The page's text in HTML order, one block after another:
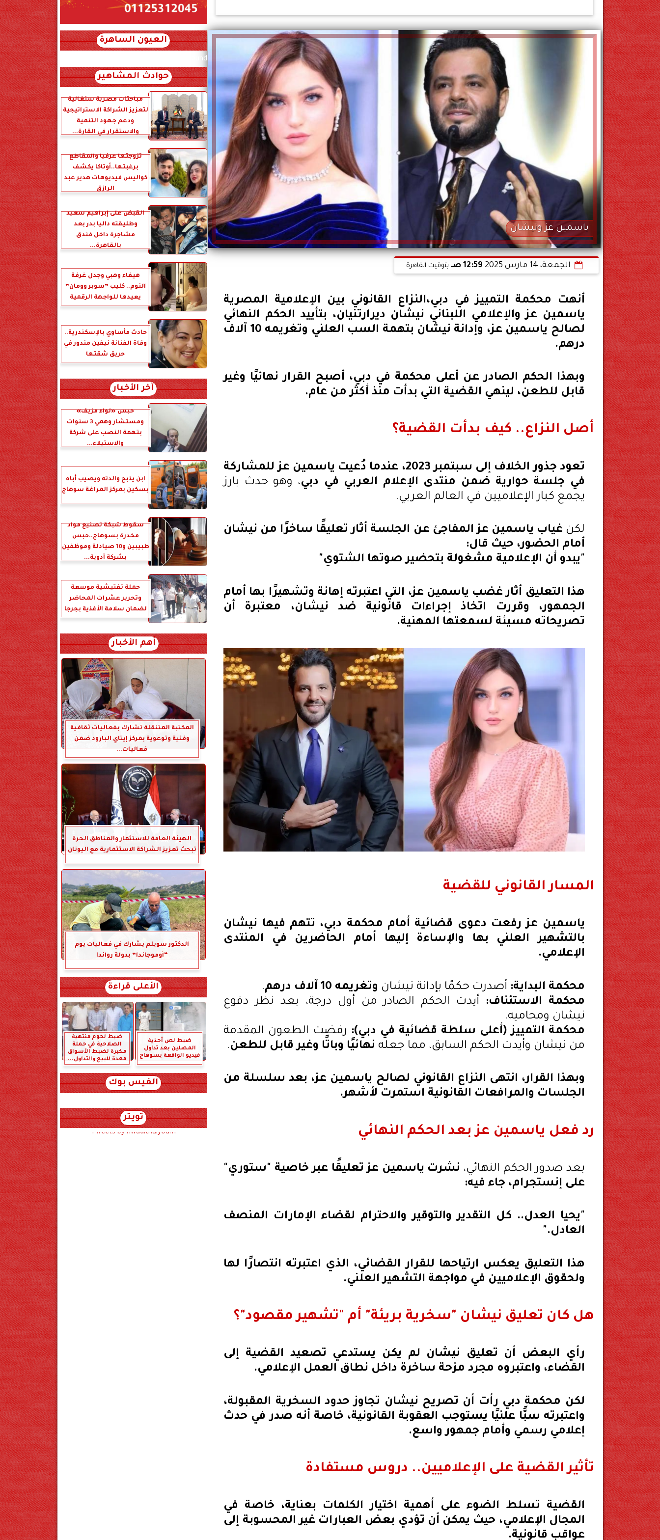
ياسمين عز ونيشان
الجمعة، 14 مارس 2025 12:59 صـ بتوقيت القاهرة
أنهت محكمة التمييز في دبي،النزاع القانوني بين الإعلامية المصرية
ياسمين عز والإعلامي اللبناني نيشان ديرارتنيان، بتأييد الحكم النهائي
لصالح ياسمين عز، وإدانة نيشان بتهمة السب العلني وتغريمه 10 آلاف
درهم.
وبهذا الحكم الصادر عن أعلى محكمة في دبي، أصبح القرار نهائيًا وغير
قابل للطعن، لينهي القضية التي بدأت منذ أكثر من عام.
أصل النزاع.. كيف بدأت القضية؟
تعود جذور الخلاف إلى سبتمبر 2023، عندما دُعيت ياسمين عز للمشاركة
في جلسة حوارية ضمن منتدى الإعلام العربي في دبي، وهو حدث بارز
يجمع كبار الإعلاميين في العالم العربي.
لكن غياب ياسمين عز المفاجئ عن الجلسة أثار تعليقًا ساخرًا من نيشان
أمام الحضور، حيث قال:
"يبدو أن الإعلامية مشغولة بتحضير صوتها الشتوي"
هذا التعليق أثار غضب ياسمين عز، التي اعتبرته إهانة وتشهيرًا بها أمام
الجمهور، وقررت اتخاذ إجراءات قانونية ضد نيشان، معتبرة أن
تصريحاته مسيئة لسمعتها المهنية.
المسار القانوني للقضية
ياسمين عز رفعت دعوى قضائية أمام محكمة دبي، تتهم فيها نيشان
بالتشهير العلني بها والإساءة إليها أمام الحاضرين في المنتدى
الإعلامي.
محكمة البداية: أصدرت حكمًا بإدانة نيشان وتغريمه 10 آلاف درهم
.
محكمة الاستئناف: أيدت الحكم الصادر من أول درجة، بعد نظر دفوع
نيشان ومحاميه.
محكمة التمييز (أعلى سلطة قضائية في دبي): رفضت الطعون المقدمة
من نيشان وأيدت الحكم السابق، مما جعله نهائيًا وباتًا وغير قابل للطعن.
وبهذا القرار، انتهى النزاع القانوني لصالح ياسمين عز، بعد سلسلة من
الجلسات والمرافعات القانونية استمرت لأشهر.
رد فعل ياسمين عز بعد الحكم النهائي
بعد صدور الحكم النهائي، نشرت ياسمين عز تعليقًا عبر خاصية "ستوري"
على إنستجرام، جاء فيه:
"يحيا العدل.. كل التقدير والتوقير والاحترام لقضاء الإمارات المنصف
العادل."
هذا التعليق يعكس ارتياحها للقرار القضائي، الذي اعتبرته انتصارًا لها
ولحقوق الإعلاميين في مواجهة التشهير العلني.
هل كان تعليق نيشان "سخرية بريئة" أم "تشهير مقصود"؟
رأي البعض أن تعليق نيشان لم يكن يستدعي تصعيد القضية إلى
القضاء، واعتبروه مجرد مزحة ساخرة داخل نطاق العمل الإعلامي.
لكن محكمة دبي رأت أن تصريح نيشان تجاوز حدود السخرية المقبولة،
واعتبرته سبًّا علنيًا يستوجب العقوبة القانونية، خاصة أنه صدر في حدث
إعلامي رسمي وأمام جمهور واسع.
تأثير القضية على الإعلاميين.. دروس مستفادة
القضية تسلط الضوء على أهمية اختيار الكلمات بعناية، خاصة في
المجال الإعلامي، حيث يمكن أن تؤدي بعض العبارات غير المحسوبة إلى
عواقب قانونية.
العيون الساهرة
xml_json/rss/~12.xml x0n not found
حوادث المشاهير
مباحثات مصرية سنغالية
لتعزيز الشراكة الاستراتيجية
ودعم جهود التنمية
والاستقرار في القارة...
تزوجتها عرفياً والمقاطع
برغبتها..أوتاكا يكشف
كواليس فيديوهات هدير عبد
الرازق
القبض على إبراهيم سعيد
وطليقته داليا بدر بعد
مشاجرة داخل فندق
بالقاهرة...
هيفاء وهبي وجدل غرفة
النوم.. كليب ”سوبر وومان”
يعيدها للواجهة الرقمية
حادث مأساوي بالإسكندرية..
وفاة الفنانة نيفين مندور في
حريق شقتها
آخر الأخبار
حبس «لواء مزيف»
ومستشار وهمي 3 سنوات
بتهمة النصب على شركة
والاستيلاء...
ابن يذبح والدته ويصيب أباه
بسكين بمركز المراغة سوهاج
سقوط شبكة تصنيع مواد
مخدرة بسوهاج..حبس
طبيبين و10 صيادلة وموظفين
بشركة أدوية...
حملة تفتيشية موسعة
وتحرير عشرات المحاضر
لضمان سلامة الأغذية بجرجا
أهم الأخبار
المكتبة المتنقلة تشارك بفعاليات ثقافية
وفنية وتوعوية بمركز إيتاي البارود ضمن
فعاليات...
الهيئة العامة للاستثمار والمناطق الحرة
تبحث تعزيز الشراكة الاستثمارية مع اليونان
الدكتور سويلم يشارك في فعاليات يوم
“أوموجاندا” بدولة رواندا
الأعلى قراءة
ضبط لص أحذية
المصلين بعد تداول
فيديو الواقعة بسوهاج
ضبط لحوم منتهية
الصلاحية في حملة
مكبرة لضبط الأسواق
معدة للبيع والتداول...
الفيس بوك
تويتر
Tweets by hwadithalyoum